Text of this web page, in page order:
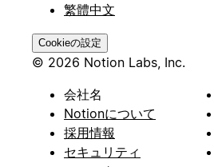
繁體中文
Cookieの設定
© 2026 Notion Labs, Inc.
会社名
Notionについて
採用情報
セキュリティ